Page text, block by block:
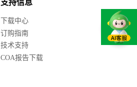
支持信息
下载中心
订购指南
技术支持
COA报告下载